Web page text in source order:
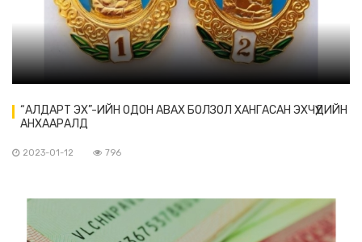
“АЛДАРТ ЭХ”-ИЙН ОДОН АВАХ БОЛЗОЛ ХАНГАСАН ЭХЧҮҮДИЙН
АНХААРАЛД
2023-01-12 796